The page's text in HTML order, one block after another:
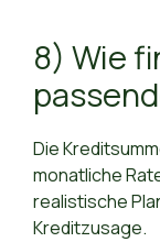
8) Wie
Die
monatliche
realistische
Kreditzusage.